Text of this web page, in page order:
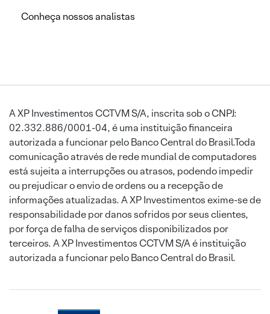
Conheça nossos analistas
A XP Investimentos CCTVM S/A, inscrita sob o CNPJ:
02.332.886/0001-04, é uma instituição financeira
autorizada a funcionar pelo Banco Central do Brasil.Toda
comunicação através de rede mundial de computadores
está sujeita a interrupções ou atrasos, podendo impedir
ou prejudicar o envio de ordens ou a recepção de
informações atualizadas. A XP Investimentos exime-se de
responsabilidade por danos sofridos por seus clientes,
por força de falha de serviços disponibilizados por
terceiros. A XP Investimentos CCTVM S/A é instituição
autorizada a funcionar pelo Banco Central do Brasil.